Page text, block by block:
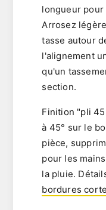
longueur
Arrosez
tasse autour
l'alignement
qu'un
section.
Finition "pli
à 45° sur le
pièce,
pour les
la pluie.
bordures